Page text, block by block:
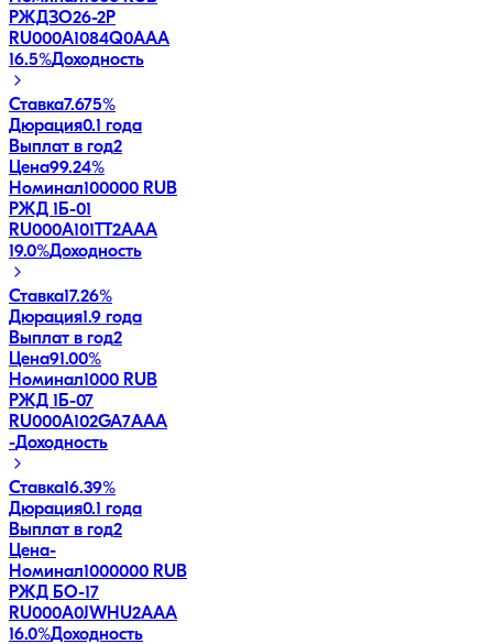
РЖДЗО26-2Р
RU000A1084Q0AAA
16.5%Доходность
Ставка7.675%
Дюрация0.1 года
Выплат в год2
Цена99.24%
Номинал100000 RUB
РЖД 1Б-01
RU000A101TT2AAA
19.0%Доходность
Ставка17.26%
Дюрация1.9 года
Выплат в год2
Цена91.00%
Номинал1000 RUB
РЖД 1Б-07
RU000A102GA7AAA
-Доходность
Ставка16.39%
Дюрация0.1 года
Выплат в год2
Цена-
Номинал1000000 RUB
РЖД БО-17
RU000A0JWHU2AAA
16.0%Доходность